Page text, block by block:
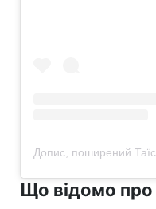
Що відомо про